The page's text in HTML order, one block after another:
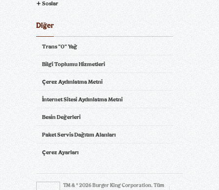
Soslar
Diğer
Trans "0" Yağ
Bilgi Toplumu Hizmetleri
Çerez Aydınlatma Metni
İnternet Sitesi Aydınlatma Metni
Besin Değerleri
Paket Servis Dağıtım Alanları
Çerez Ayarları
TM & © 2026 Burger King Corporation. Tüm